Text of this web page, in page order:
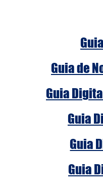
Guia de
Guia
Guia
Guia
Guia